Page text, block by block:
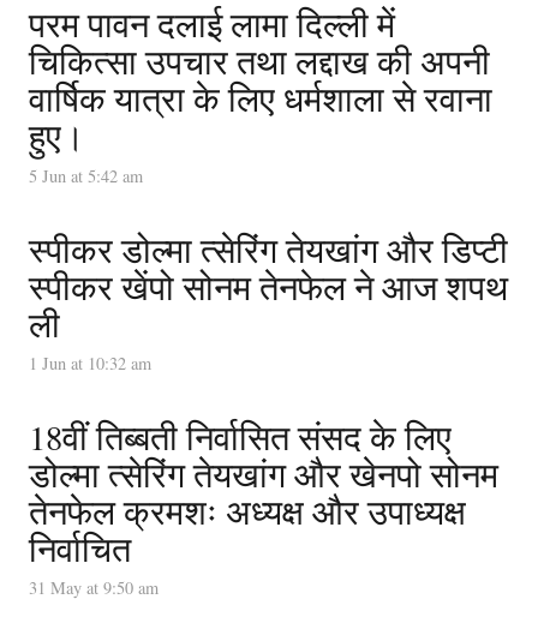
परम पावन दलाई लामा दिल्ली में
चिकित्सा उपचार तथा लद्दाख की अपनी
वार्षिक यात्रा के लिए धर्मशाला से रवाना
हुए।
5 Jun at 5:42 am
स्पीकर डोल्मा त्सेरिंग तेयखांग और डिप्टी
स्पीकर खेंपो सोनम तेनफेल ने आज शपथ
ली
1 Jun at 10:32 am
18वीं तिब्बती निर्वासित संसद के लिए
डोल्मा त्सेरिंग तेयखांग और खेनपो सोनम
तेनफेल क्रमशः अध्यक्ष और उपाध्यक्ष
निर्वाचित
31 May at 9:50 am